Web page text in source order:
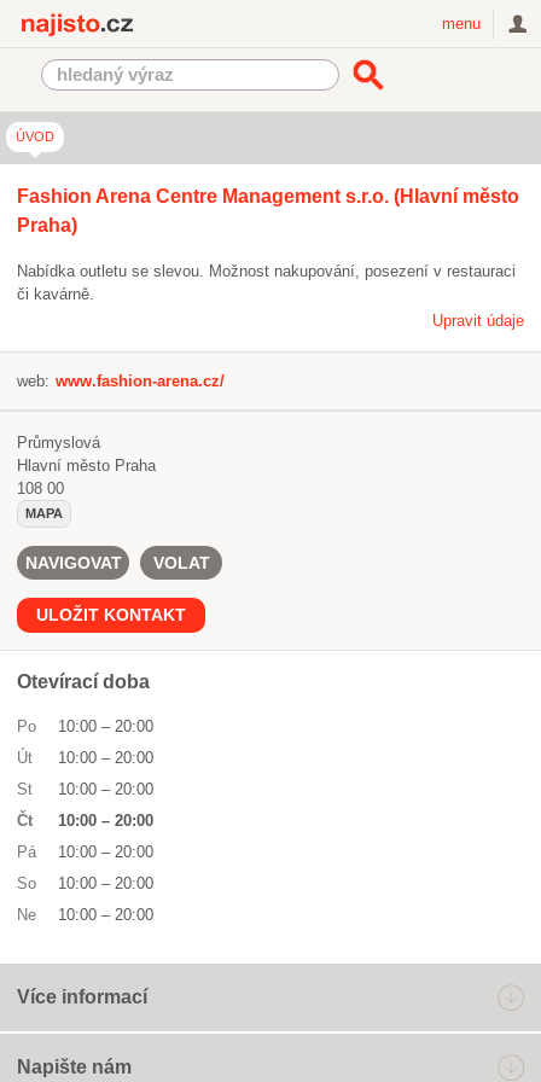
menu
ÚVOD
Fashion Arena Centre Management s.r.o. (Hlavní město
Praha)
Nabídka outletu se slevou. Možnost nakupování, posezení v restauraci
či kavárně.
Upravit údaje
web: www.fashion-arena.cz/
Průmyslová
Hlavní město Praha
108 00
MAPA
NAVIGOVAT VOLAT
ULOŽIT KONTAKT
Otevírací doba
Po 10:00 – 20:00
Út
10:00 – 20:00
St
10:00 – 20:00
Čt
10:00 – 20:00
Pá
10:00 – 20:00
So
10:00 – 20:00
Ne
10:00 – 20:00
Více informací
Napište nám